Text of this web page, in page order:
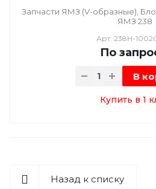
Запчасти ЯМЗ (V-образные),
ЯМЗ 238
Арт. 238Н-
По запр
В
Купить в 1
Назад к списку